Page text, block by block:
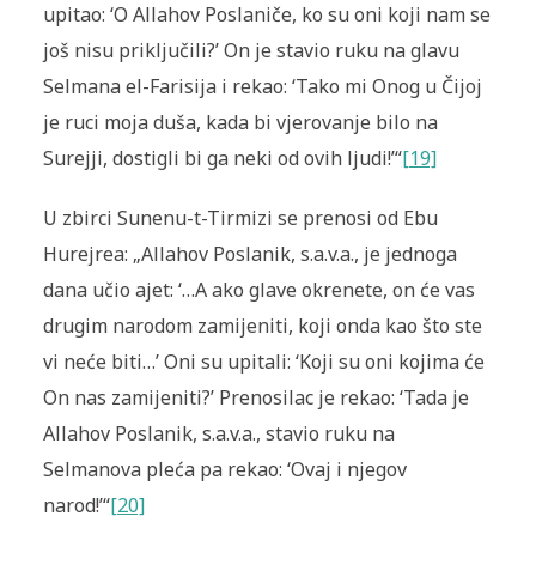
upitao: ‘O Allahov Poslaniče, ko su oni koji nam se
još nisu priključili?’ On je stavio ruku na glavu
Selmana el-Farisija i rekao: ‘Tako mi Onog u Čijoj
je ruci moja duša, kada bi vjerovanje bilo na
Surejji, dostigli bi ga neki od ovih ljudi!’“[19]
U zbirci Sunenu-t-Tirmizi se prenosi od Ebu
Hurejrea: „Allahov Poslanik, s.a.v.a., je jednoga
dana učio ajet: ‘…A ako glave okrenete, on će vas
drugim narodom zamijeniti, koji onda kao što ste
vi neće biti…’ Oni su upitali: ‘Koji su oni kojima će
On nas zamijeniti?’ Prenosilac je rekao: ‘Tada je
Allahov Poslanik, s.a.v.a., stavio ruku na
Selmanova pleća pa rekao: ‘Ovaj i njegov
narod!’“[20]